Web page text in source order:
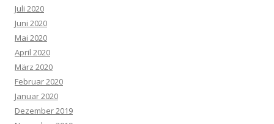
Juli 2020
Juni 2020
Mai 2020
April 2020
März 2020
Februar 2020
Januar 2020
Dezember 2019